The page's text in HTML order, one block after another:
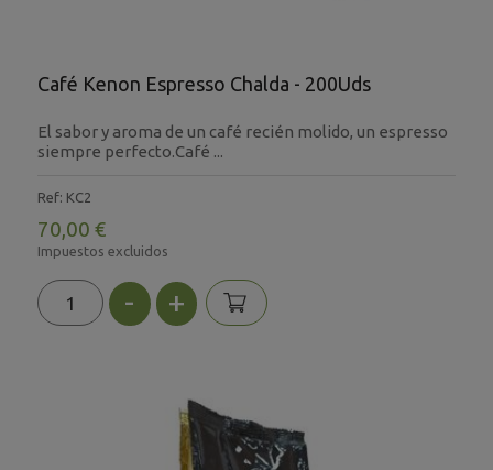
Café Kenon Espresso Chalda - 200Uds
El sabor y aroma de un café recién molido, un espresso
siempre perfecto.Café ...
Ref: KC2
70,00 €
Impuestos excluidos
- +